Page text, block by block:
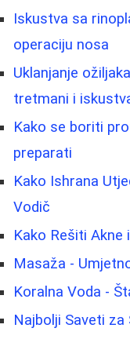
Iskustva sa
operaciju nosa
Uklanjanje
tretmani i
Kako se boriti
preparati
Kako Ishrana
Vodič
Kako Rešiti Akne
Masaža -
Koralna Voda -
Najbolji Saveti za